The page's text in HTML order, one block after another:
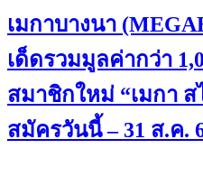
เมกาบางนา
เด็ดรวมมูลค่ากว่า
สมาชิกใหม่ “เมกา ส
สมัครวันนี้ – 31 ส.ค.